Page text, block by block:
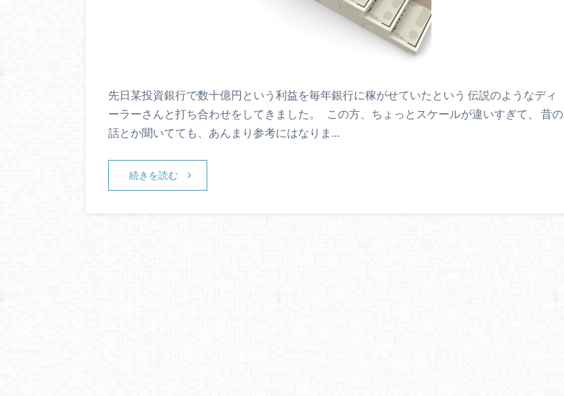
先日某投資銀行で数十億円という利益を毎年銀行に稼がせていたという 伝説のようなディ
ーラーさんと打ち合わせをしてきました。 この方、ちょっとスケールが違いすぎて、 昔の
話とか聞いてても、あんまり参考にはなりま…
続きを読む